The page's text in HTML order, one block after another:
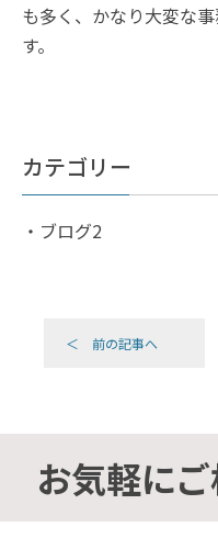
も多く、かなり大変な
す。
カテゴリー
ブログ2
＜ 前の記事へ
お気軽に